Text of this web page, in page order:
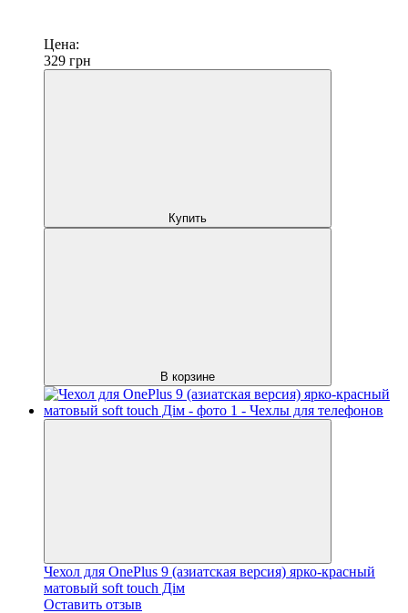
Цена:
329 грн
Купить
В корзине
Чехол для OnePlus 9 (азиатская версия) ярко-красный
матовый soft touch Дім
Оставить отзыв